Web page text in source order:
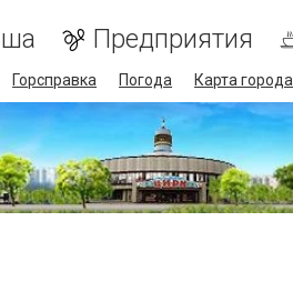
Предприятия
Горсправка Погода Карта города